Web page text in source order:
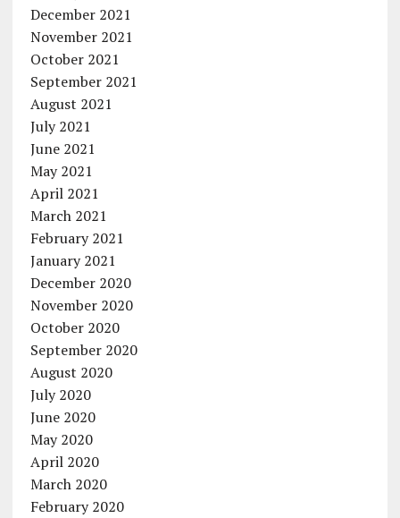
December 2021
November 2021
October 2021
September 2021
August 2021
July 2021
June 2021
May 2021
April 2021
March 2021
February 2021
January 2021
December 2020
November 2020
October 2020
September 2020
August 2020
July 2020
June 2020
May 2020
April 2020
March 2020
February 2020